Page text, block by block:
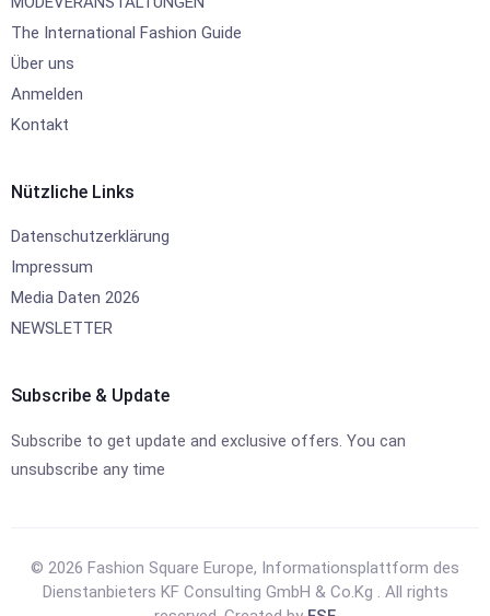
The International Fashion Guide
Über uns
Anmelden
Kontakt
Nützliche Links
Datenschutzerklärung
Impressum
Media Daten 2026
NEWSLETTER
Subscribe & Update
Subscribe to get update and exclusive offers. You can
unsubscribe any time
© 2026 Fashion Square Europe, Informationsplattform des
Dienstanbieters KF Consulting GmbH & Co.Kg . All rights